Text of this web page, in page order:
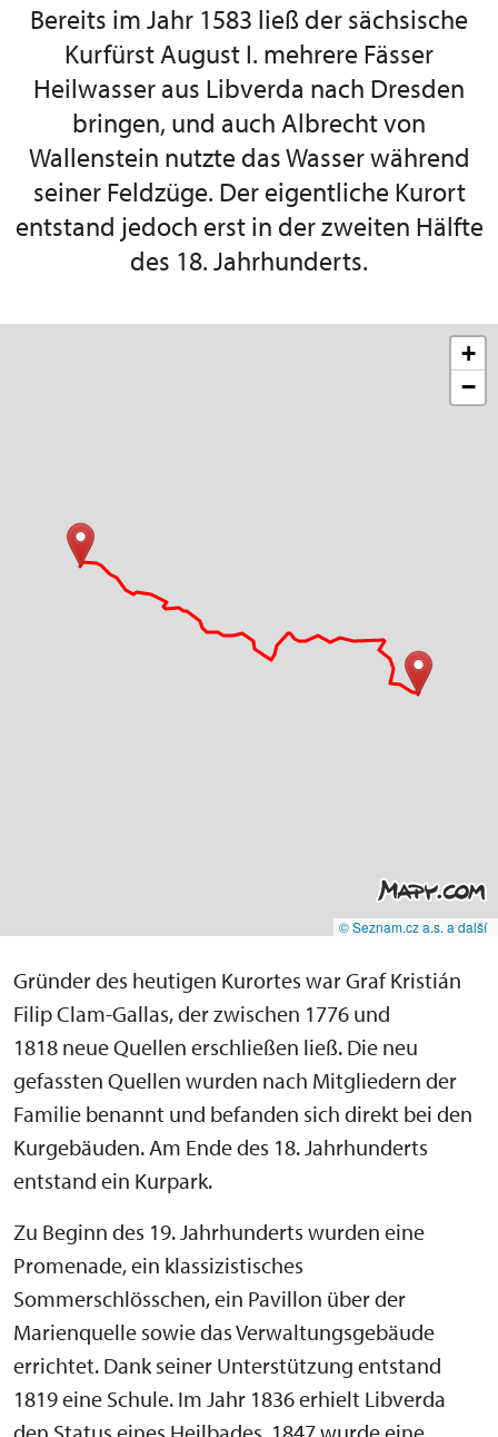
Bereits im Jahr 1583 ließ der sächsische
Kurfürst August I. mehrere Fässer
Heilwasser aus Libverda nach Dresden
bringen, und auch Albrecht von
Wallenstein nutzte das Wasser während
seiner Feldzüge. Der eigentliche Kurort
entstand jedoch erst in der zweiten Hälfte
des 18. Jahrhunderts.
+
−
© Seznam.cz a.s. a další
Gründer des heutigen Kurortes war Graf Kristián
Filip Clam-Gallas, der zwischen 1776 und
1818 neue Quellen erschließen ließ. Die neu
gefassten Quellen wurden nach Mitgliedern der
Familie benannt und befanden sich direkt bei den
Kurgebäuden. Am Ende des 18. Jahrhunderts
entstand ein Kurpark.
Zu Beginn des 19. Jahrhunderts wurden eine
Promenade, ein klassizistisches
Sommerschlösschen, ein Pavillon über der
Marienquelle sowie das Verwaltungsgebäude
errichtet. Dank seiner Unterstützung entstand
1819 eine Schule. Im Jahr 1836 erhielt Libverda